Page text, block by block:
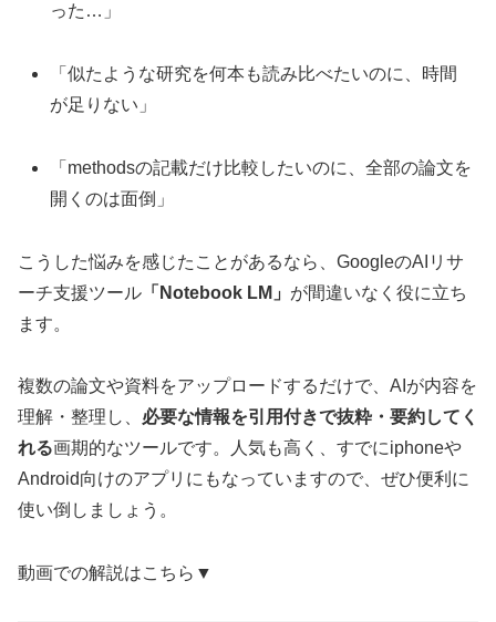
った…」
「似たような研究を何本も読み比べたいのに、時間
が足りない」
「methodsの記載だけ比較したいのに、全部の論文を
開くのは面倒」
こうした悩みを感じたことがあるなら、GoogleのAIリサ
ーチ支援ツール 「Notebook LM」 が間違いなく役に立ち
ます。
複数の論文や資料をアップロードするだけで、AIが内容を
理解・整理し、 必要な情報を引用付きで抜粋・要約してく
れる画期的なツールです。人気も高く、すでにiphoneや
Android向けのアプリにもなっていますので、ぜひ便利に
使い倒しましょう。
動画での解説はこちら▼